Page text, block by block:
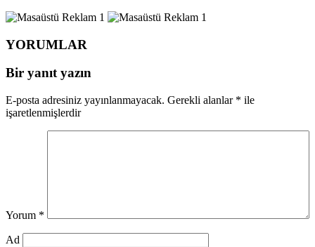
YORUMLAR
Bir yanıt yazın
E-posta adresiniz yayınlanmayacak. Gerekli alanlar * ile
işaretlenmişlerdir
Yorum *
Ad